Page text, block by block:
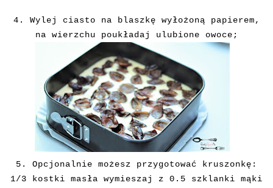
4. Wylej ciasto na blaszkę wyłożoną papierem,
na wierzchu poukładaj ulubione owoce;
5. Opcjonalnie możesz przygotować kruszonkę:
1/3 kostki masła wymieszaj z 0.5 szklanki mąki